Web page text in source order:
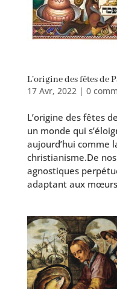
L’origine des fêtes de
17 Avr, 2022 | 0
L’origine des fêtes
un monde qui
aujourd’hui comme
christianisme.De
agnos­tiques
adap­tant aux